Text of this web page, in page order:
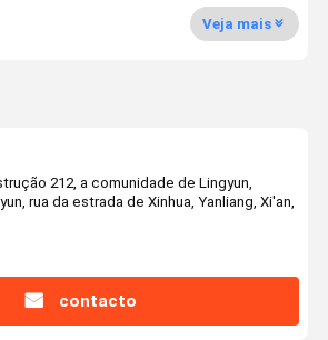
Veja mais
212, a comunidade de Lingyun,
rua da estrada de Xinhua, Yanliang, Xi'an,
contacto